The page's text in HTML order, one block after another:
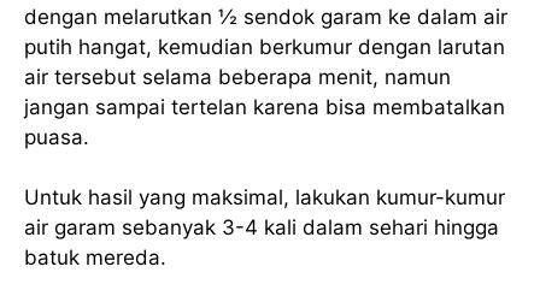
dengan melarutkan ½ sendok garam ke dalam air
putih hangat, kemudian berkumur dengan larutan
air tersebut selama beberapa menit, namun
jangan sampai tertelan karena bisa membatalkan
puasa.
Untuk hasil yang maksimal, lakukan kumur-kumur
air garam sebanyak 3-4 kali dalam sehari hingga
batuk mereda.